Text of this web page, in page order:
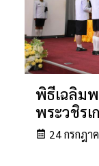
พิธีเฉลิม
พระวชิรเ
24 กรกฎา